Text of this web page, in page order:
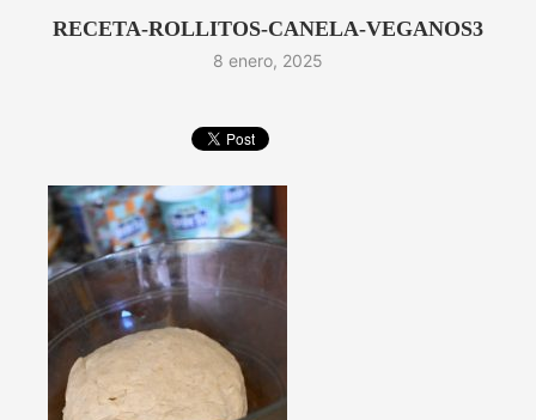
RECETA-ROLLITOS-CANELA-VEGANOS3
8 enero, 2025